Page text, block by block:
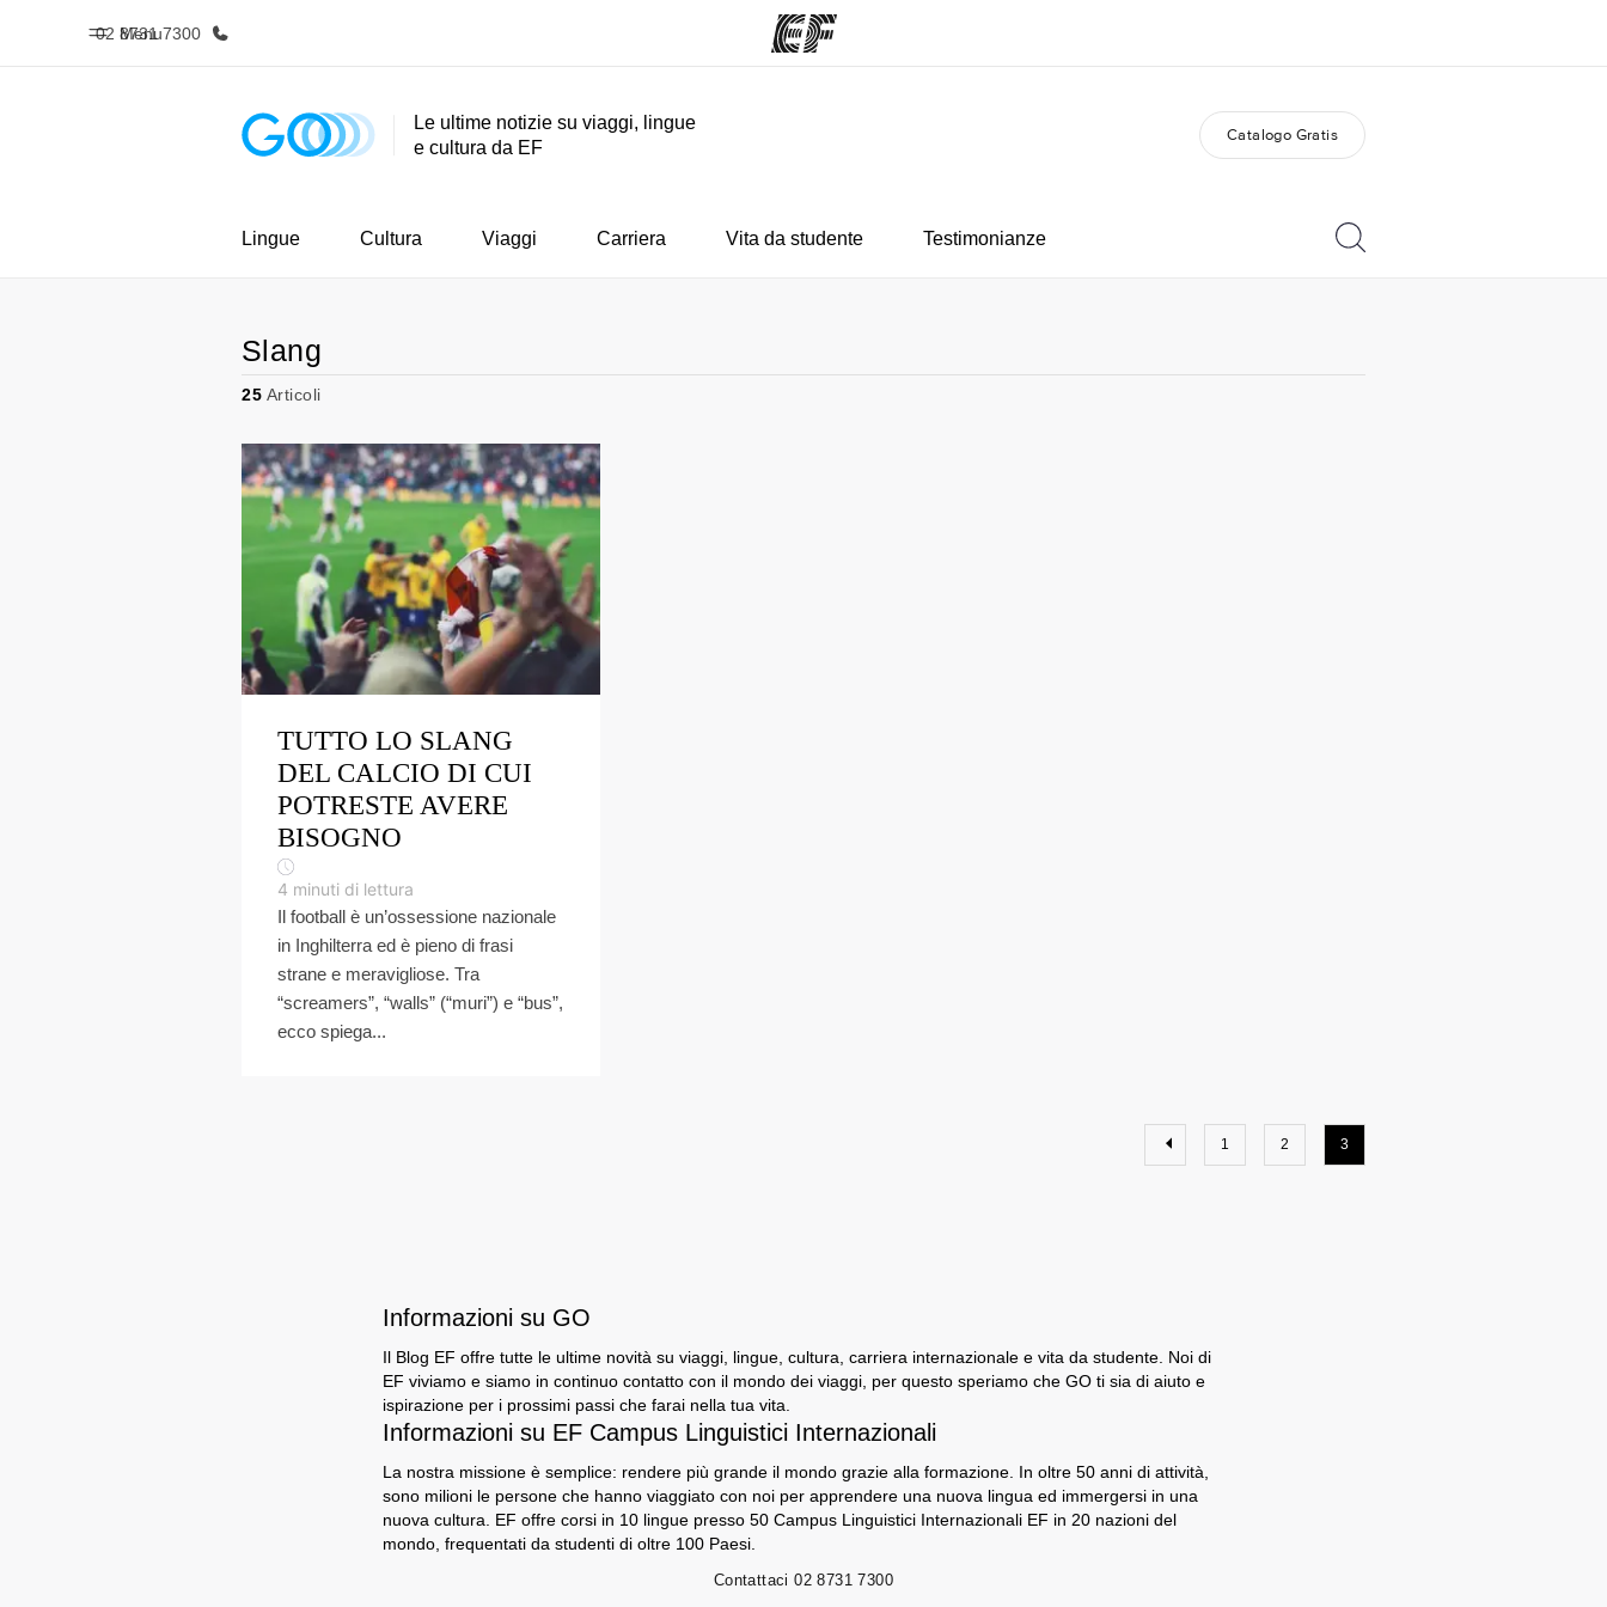
Menu
02 8731 7300
Homepage Programmi Carriera
Le ultime notizie su viaggi, lingue
e cultura da EF
Catalogo Gratis
Lingue Cultura Viaggi Carriera Vita da studente Testimonianze
Slang
25 Articoli
TUTTO LO SLANG
DEL CALCIO DI CUI
POTRESTE AVERE
BISOGNO
4 minuti di lettura
Il football è un’ossessione nazionale
in Inghilterra ed è pieno di frasi
strane e meravigliose. Tra
“screamers”, “walls” (“muri”) e “bus”,
ecco spiega...
1 2 3
Informazioni su GO
Il Blog EF offre tutte le ultime novità su viaggi, lingue, cultura, carriera internazionale e vita da studente. Noi di
EF viviamo e siamo in continuo contatto con il mondo dei viaggi, per questo speriamo che GO ti sia di aiuto e
ispirazione per i prossimi passi che farai nella tua vita.
Informazioni su EF Campus Linguistici Internazionali
La nostra missione è semplice: rendere più grande il mondo grazie alla formazione. In oltre 50 anni di attività,
sono milioni le persone che hanno viaggiato con noi per apprendere una nuova lingua ed immergersi in una
nuova cultura. EF offre corsi in 10 lingue presso 50 Campus Linguistici Internazionali EF in 20 nazioni del
mondo, frequentati da studenti di oltre 100 Paesi.
Contattaci 02 8731 7300